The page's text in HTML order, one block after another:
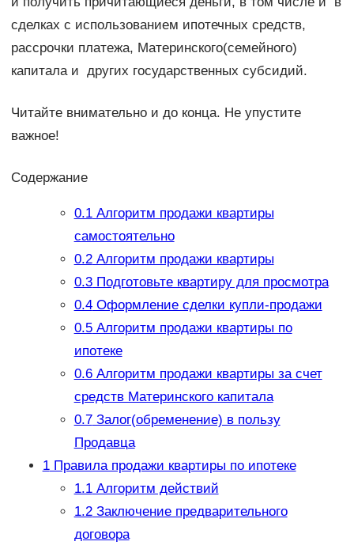
сделках с использованием ипотечных средств,
рассрочки платежа, Материнского(семейного)
капитала и других государственных субсидий.
Читайте внимательно и до конца. Не упустите
важное!
Содержание
0.1Алгоритм продажи квартиры
самостоятельно
0.2Алгоритм продажи квартиры
0.3Подготовьте квартиру для просмотра
0.4Оформление сделки купли-продажи
0.5Алгоритм продажи квартиры по
ипотеке
0.6Алгоритм продажи квартиры за счет
средств Материнского капитала
0.7Залог(обременение) в пользу
Продавца
1Правила продажи квартиры по ипотеке
1.1Алгоритм действий
1.2Заключение предварительного
договора